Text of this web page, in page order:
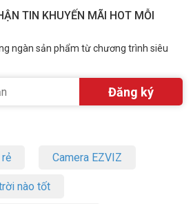
TIN KHUYẾN MÃI HOT MỖI
ngàn sản phẩm từ chương trình siêu
Camera EZVIZ
nào tốt